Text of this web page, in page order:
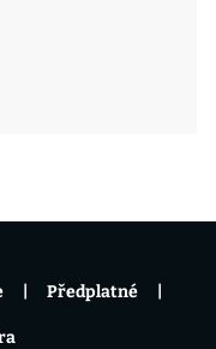
Předplatné